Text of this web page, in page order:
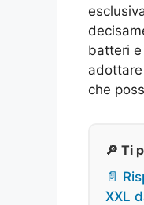
batteri e
che
🔎 Ti
📄
XXL